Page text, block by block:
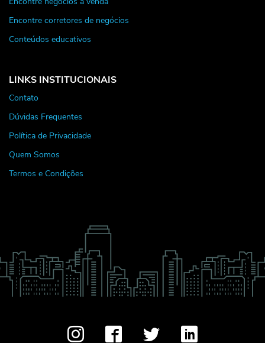
Encontre corretores de negócios
Conteúdos educativos
LINKS INSTITUCIONAIS
Contato
Dúvidas Frequentes
Política de Privacidade
Quem Somos
Termos e Condições